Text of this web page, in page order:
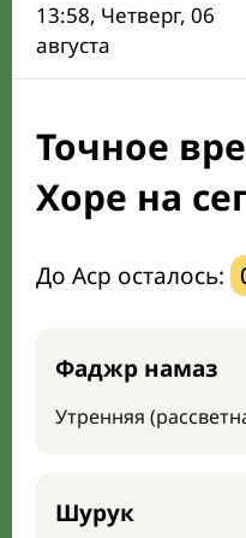
Время Сухура и
Календарь
Направление
13:58, Четверг, 06
августа
Точное
Хоре на
До Аср осталось:
Фаджр намаз
Утренняя
Шурук